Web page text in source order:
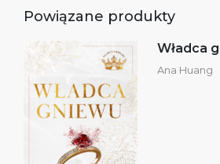
Powiązane produkty
Władca
Ana Huang